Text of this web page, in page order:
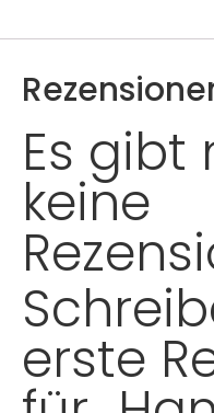
Es gibt
keine
erste